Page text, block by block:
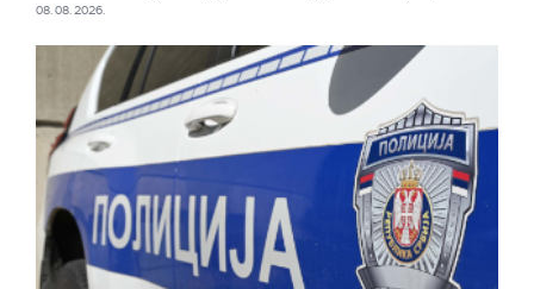
08. 08. 2026.